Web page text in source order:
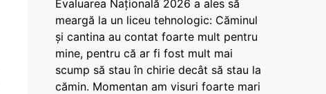
Evaluarea Națională 2026 a ales să
meargă la un liceu tehnologic: Căminul
și cantina au contat foarte mult pentru
mine, pentru că ar fi fost mult mai
scump să stau în chirie decât să stau la
cămin. Momentan am visuri foarte mari